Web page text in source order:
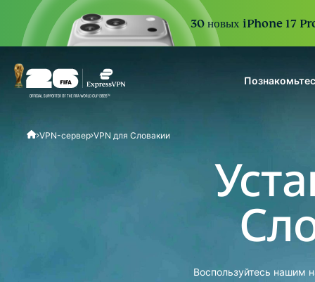
30 новых iPhone 17
scale.
VPN-сервер VPN для Словакии
Воспользуйтесь нашим